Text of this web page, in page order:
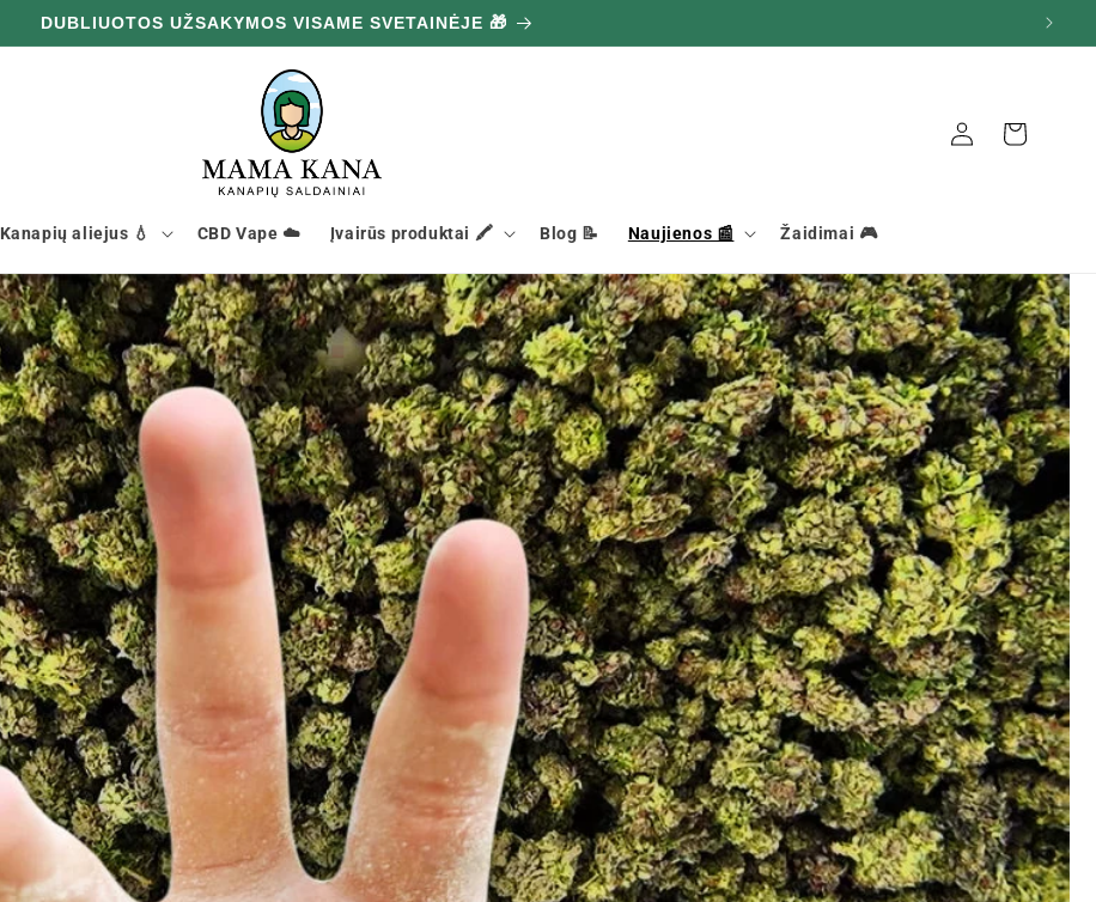
DUBLIUOTOS UŽSAKYMOS VISAME SVETAINĖJE 🎁
Kanapių aliejus 💧 CBD Vape ☁️ Įvairūs produktai 🖍️ Blog 📝 Naujienos 📰 Žaidimai 🎮
Ryšys Krepšelis